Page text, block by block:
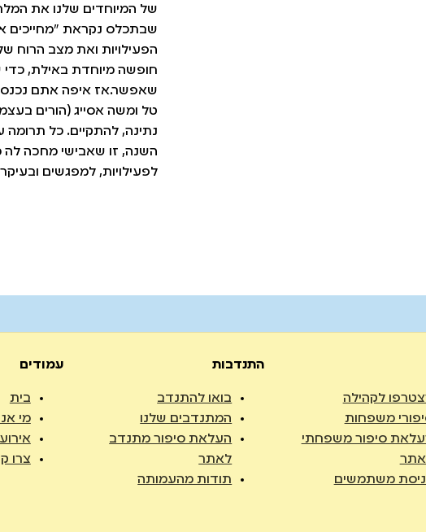
של המיוחדים שלנו את
שבתכלס נקראת "מחייכים
הפעילויות ואת מצב הרוח
חופשה מיוחדת באילת, כדי
שאפשר.אז איפה אתם
טל ומשה אסייג (הורים
נתינה, להתקיים. כל
השנה, זו שאבישי מחכה
לפעילויות, למפגשים
לקהילה
משפחות
סיפור משפחתי
משתמשים
התנדבות
בואו להתנדב
המתנדבים שלנו
העלאת סיפור מתנדב
לאתר
תודות מהעמותה
עמודים
בית
מי
צרו